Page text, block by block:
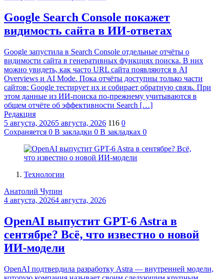
Google Search Console покажет
видимость сайта в ИИ-ответах
Google запустила в Search Console отдельные отчёты о
видимости сайта в генеративных функциях поиска. В них
можно увидеть, как часто URL сайта появляются в AI
Overviews и AI Mode. Пока отчёты доступны только части
сайтов: Google тестирует их и собирает обратную связь. При
этом данные из ИИ-поиска по-прежнему учитываются в
общем отчёте об эффективности Search […]
Редакция
5 августа, 20265 августа, 2026 116 0
Сохраняется 0 В закладки 0 В закладках 0
Технологии
Анатолий Чупин
4 августа, 20264 августа, 2026
OpenAI выпустит GPT-6 Astra в
сентябре? Всё, что известно о новой
ИИ-модели
OpenAI подтвердила разработку Astra — внутренней модели,